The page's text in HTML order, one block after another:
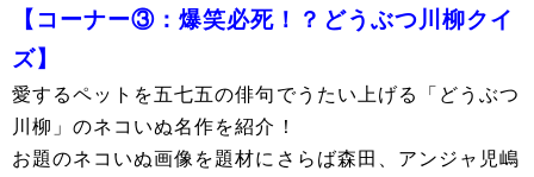
【コーナー③：爆笑必死！？どうぶつ川柳クイ
ズ】
愛するペットを五七五の俳句でうたい上げる「どうぶつ
川柳」のネコいぬ名作を紹介！
お題のネコいぬ画像を題材にさらば森田、アンジャ児嶋